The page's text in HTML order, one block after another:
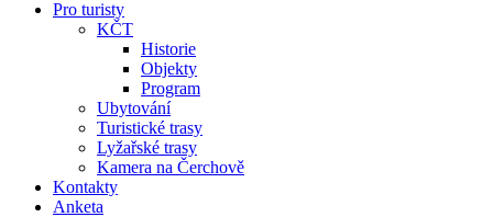
Pro turisty
KČT
Historie
Objekty
Program
Ubytování
Turistické trasy
Lyžařské trasy
Kamera na Čerchově
Kontakty
Anketa